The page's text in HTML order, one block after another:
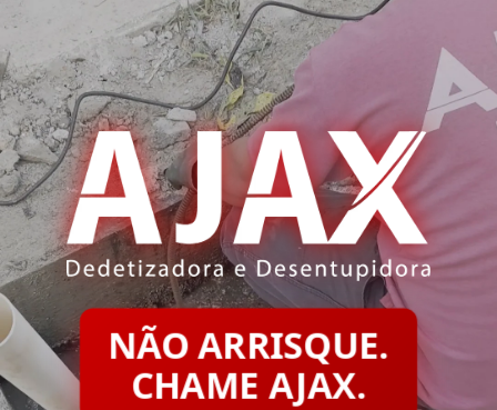
NÃO ARRISQUE.
CHAME AJAX.